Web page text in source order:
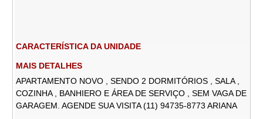
CARACTERÍSTICA DA UNIDADE
MAIS DETALHES
APARTAMENTO NOVO , SENDO 2 DORMITÓRIOS , SALA ,
COZINHA , BANHIERO E ÁREA DE SERVIÇO , SEM VAGA DE
GARAGEM. AGENDE SUA VISITA (11) 94735-8773 ARIANA